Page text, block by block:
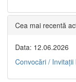
Cea mai recentă
Data: 12.06.2026
Convocări /